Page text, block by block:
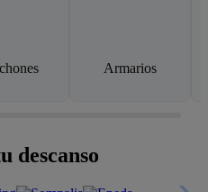
Armarios
descanso